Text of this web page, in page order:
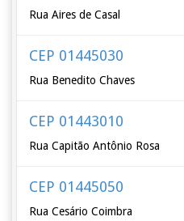
Rua Aires de Casal
CEP 01445030
Rua Benedito Chaves
CEP 01443010
Rua Capitão Antônio Rosa
CEP 01445050
Rua Cesário Coimbra